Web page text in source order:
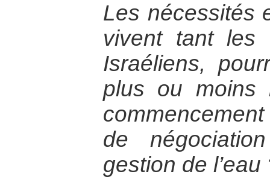
Les nécessités
vivent tant les
Israéliens,
plus ou moins
de
gestion de l’eau